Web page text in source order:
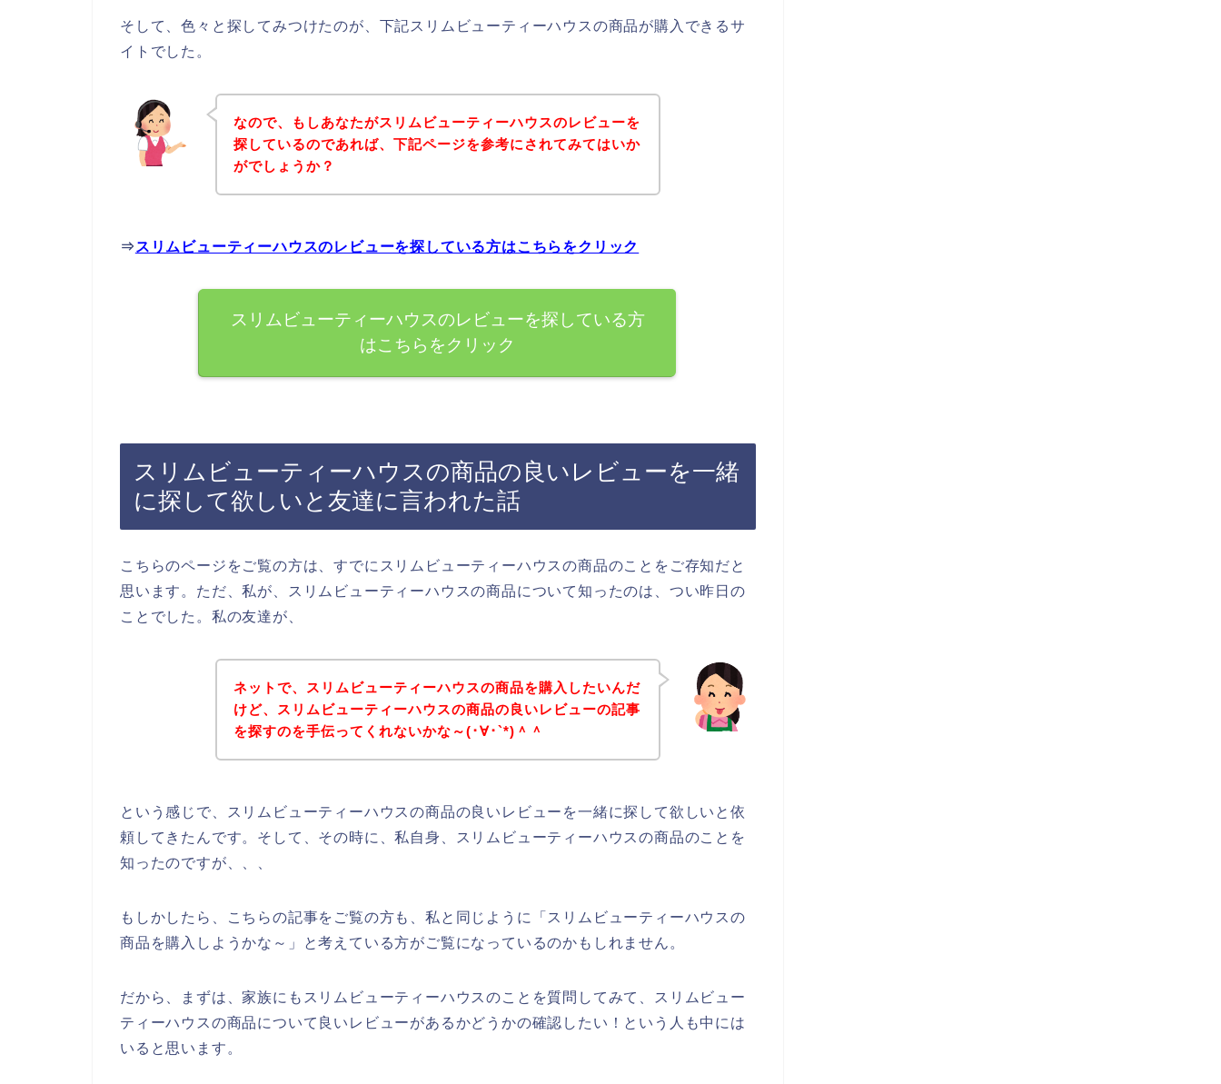
そして、色々と探してみつけたのが、下記スリムビューティーハウスの商品が購入できるサ
イトでした。
なので、もしあなたがスリムビューティーハウスのレビューを
探しているのであれば、下記ページを参考にされてみてはいか
がでしょうか？
⇒ スリムビューティーハウスのレビューを探している方はこちらをクリック
スリムビューティーハウスのレビューを探している方
はこちらをクリック
スリムビューティーハウスの商品の良いレビューを一緒
に探して欲しいと友達に言われた話
こちらのページをご覧の方は、すでにスリムビューティーハウスの商品のことをご存知だと
思います。ただ、私が、スリムビューティーハウスの商品について知ったのは、つい昨日の
ことでした。私の友達が、
ネットで、スリムビューティーハウスの商品を購入したいんだ
けど、スリムビューティーハウスの商品の良いレビューの記事
を探すのを手伝ってくれないかな～(･∀･`*)＾＾
という感じで、スリムビューティーハウスの商品の良いレビューを一緒に探して欲しいと依
頼してきたんです。そして、その時に、私自身、スリムビューティーハウスの商品のことを
知ったのですが、、、
もしかしたら、こちらの記事をご覧の方も、私と同じように「スリムビューティーハウスの
商品を購入しようかな～」と考えている方がご覧になっているのかもしれません。
だから、まずは、家族にもスリムビューティーハウスのことを質問してみて、スリムビュー
ティーハウスの商品について良いレビューがあるかどうかの確認したい！という人も中には
いると思います。